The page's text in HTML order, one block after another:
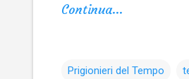
Continua...
Prigionieri del Tempo